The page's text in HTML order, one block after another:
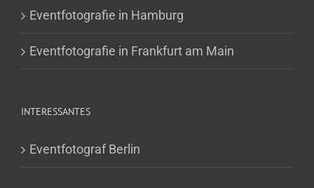
Eventfotografie in Hamburg
Eventfotografie in Frankfurt am Main
INTERESSANTES
Eventfotograf Berlin